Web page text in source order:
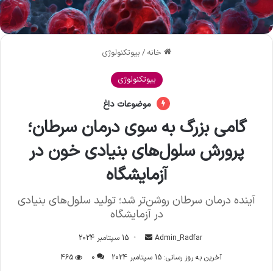
خانه / بیوتکنولوژی
بیوتکنولوژی
موضوعات داغ
گامی بزرگ به سوی درمان سرطان؛
پرورش سلول‌های بنیادی خون در
آزمایشگاه
آینده درمان سرطان روشن‌تر شد؛ تولید سلول‌های بنیادی
در آزمایشگاه
Admin_Radfar
ر
15 سپتامبر 2024
آخرین به روز رسانی: 15 سپتامبر 2024
0
465